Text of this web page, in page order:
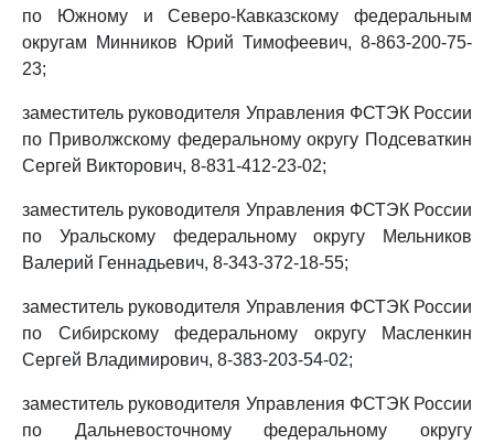
по Южному и Северо-Кавказскому федеральным
округам Минников Юрий Тимофеевич, 8-863-200-75-
23;
заместитель руководителя Управления ФСТЭК России
по Приволжскому федеральному округу Подсеваткин
Сергей Викторович, 8-831-412-23-02;
заместитель руководителя Управления ФСТЭК России
по Уральскому федеральному округу Мельников
Валерий Геннадьевич, 8-343-372-18-55;
заместитель руководителя Управления ФСТЭК России
по Сибирскому федеральному округу Масленкин
Сергей Владимирович, 8-383-203-54-02;
заместитель руководителя Управления ФСТЭК России
по Дальневосточному федеральному округу